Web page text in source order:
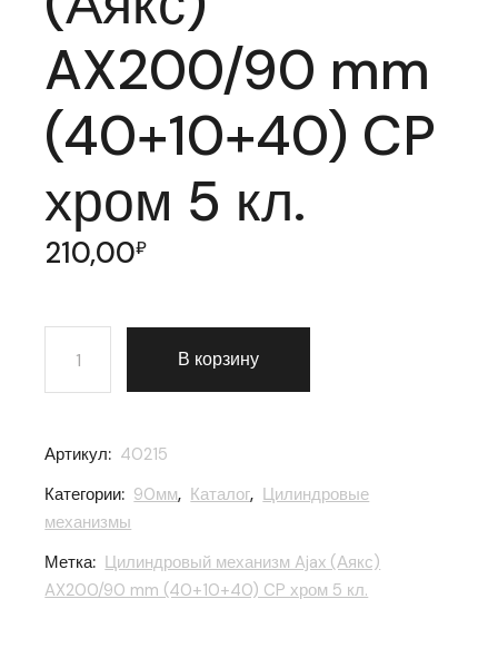
AX200/90 mm
(40+10+40) CP
хром 5 кл.
210,00₽
Количество товара Цилиндровый механизм Ajax
В корзину
Артикул: 40215
Категории: 90мм, Каталог, Цилиндровые
механизмы
Метка: Цилиндровый механизм Ajax (Аякс)
AX200/90 mm (40+10+40) CP хром 5 кл.